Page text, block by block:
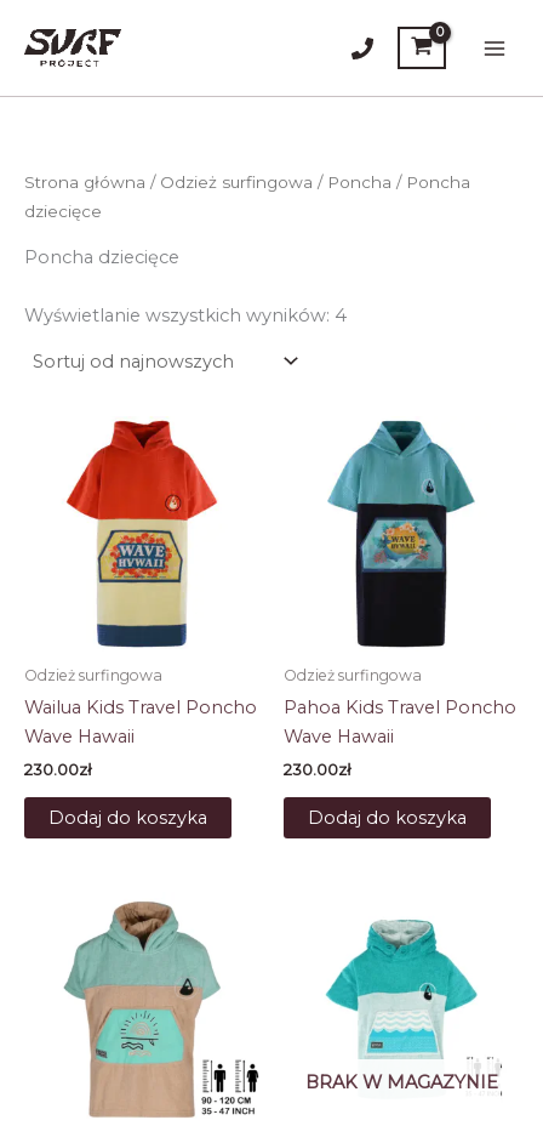
treści
Strona główna / Odzież surfingowa / Poncha / Poncha
dziecięce
Poncha dziecięce
Wyświetlanie wszystkich wyników: 4Posortowane
Odzież surfingowa
Wailua Kids Travel Poncho
Wave Hawaii
230.00zł
Dodaj do koszyka
Odzież surfingowa
Pahoa Kids Travel Poncho
Wave Hawaii
230.00zł
Dodaj do koszyka
BRAK W MAGAZYNIE